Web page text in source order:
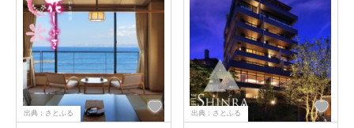
出典：さとふる 出典：さとふる